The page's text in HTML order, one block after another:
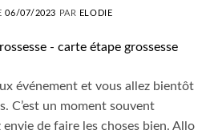
06/07/2023 PAR ELODIE
événement et vous allez bientôt
C’est un moment souvent
de faire les choses bien. Allo